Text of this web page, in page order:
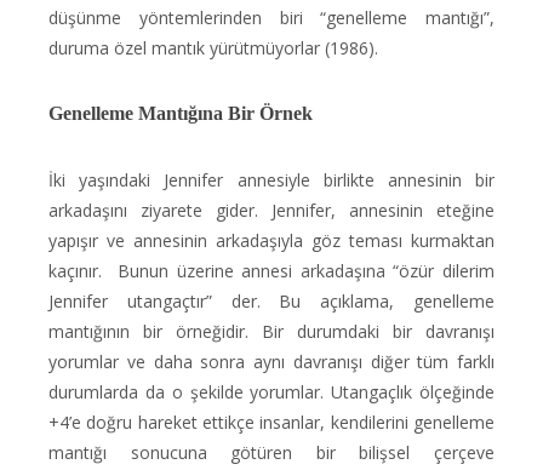
düşünme yöntemlerinden biri “genelleme mantığı”,
duruma özel mantık yürütmüyorlar (1986).
Genelleme Mantığına Bir Örnek
İki yaşındaki Jennifer annesiyle birlikte annesinin bir
arkadaşını ziyarete gider. Jennifer, annesinin eteğine
yapışır ve annesinin arkadaşıyla göz teması kurmaktan
kaçınır. Bunun üzerine annesi arkadaşına “özür dilerim
Jennifer utangaçtır” der. Bu açıklama, genelleme
mantığının bir örneğidir. Bir durumdaki bir davranışı
yorumlar ve daha sonra aynı davranışı diğer tüm farklı
durumlarda da o şekilde yorumlar. Utangaçlık ölçeğinde
+4’e doğru hareket ettikçe insanlar, kendilerini genelleme
mantığı sonucuna götüren bir bilişsel çerçeve